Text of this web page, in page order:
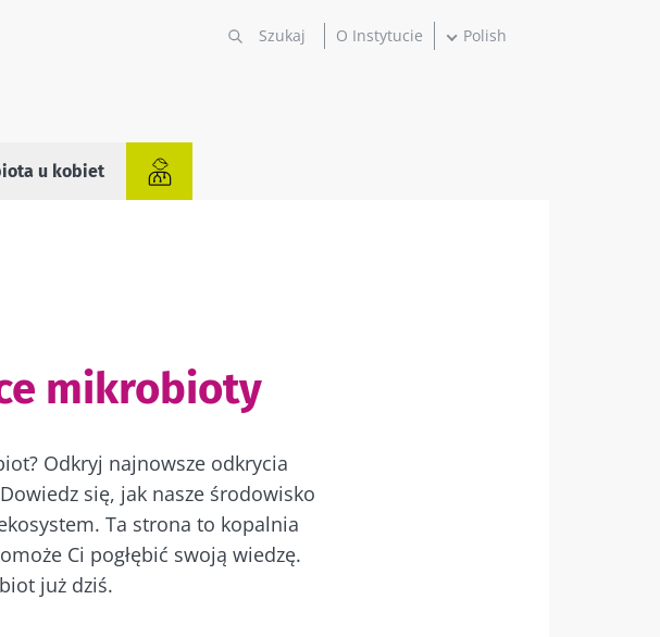
O Instytucie Polish
u kobiet
mikrobioty
Odkryj najnowsze odkrycia
się, jak nasze środowisko
Ta strona to kopalnia
Ci pogłębić swoją wiedzę.
już dziś.